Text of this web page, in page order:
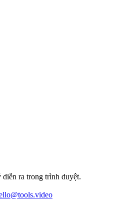
ra trong trình duyệt.